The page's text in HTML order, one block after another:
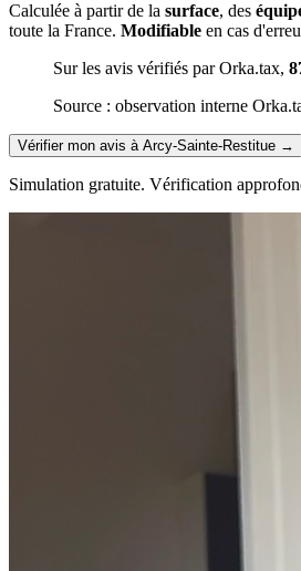
Calculée à partir de la surface, des
toute la France. Modifiable en cas
Sur les avis vérifiés par Orka.tax,
Source : observation interne
Vérifier mon avis à Arcy-Sainte-Restitue →
Simulation gratuite. Vérification